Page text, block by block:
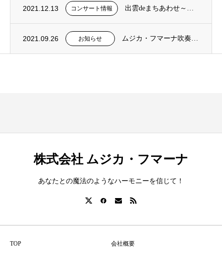
2021.12.13 コンサート情報 出雲deまちあわせ～地域と音楽家を結ぶ音楽会～ コンサート開催！
2021.09.26 お知らせ ムジカ・フマーナ吹奏楽団のHPが公開されました。
株式会社 ムジカ・フマーナ
あなたとの魔法のようなハーモニーを信じて！
TOP 会社概要